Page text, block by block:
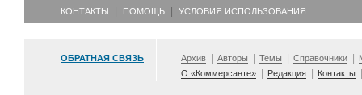
КОНТАКТЫ ПОМОЩЬ УСЛОВИЯ ИСПОЛЬЗОВАНИЯ
ОБРАТНАЯ СВЯЗЬ Архив Авторы Темы Справочники
О «Коммерсанте»
Редакция Контакты